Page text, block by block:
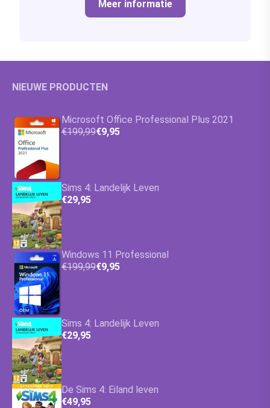
Meer informatie
NIEUWE PRODUCTEN
Microsoft Office Professional Plus 2021
€199,99€9,95
Sims 4: Landelijk Leven
€29,95
Windows 11 Professional
€199,99€9,95
Sims 4: Landelijk Leven
€29,95
De Sims 4: Eiland leven
€49,95